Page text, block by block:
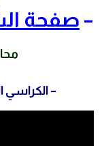
– صفحة
– الكراسي